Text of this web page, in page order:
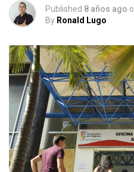
Published 8 años ago
By Ronald Lugo